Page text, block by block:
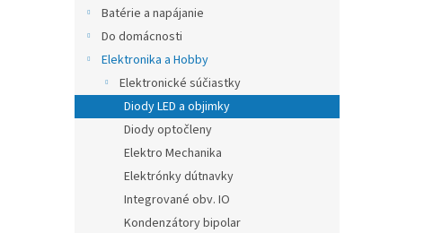
Batérie a napájanie
Do domácnosti
Elektronika a Hobby
Elektronické súčiastky
Diody LED a objimky
Diody optočleny
Elektro Mechanika
Elektrónky dútnavky
Integrované obv. IO
Kondenzátory bipolar